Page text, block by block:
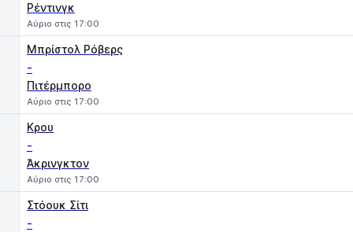
Ρέντινγκ
Αύριο στις 17:00
Μπρίστολ Ρόβερς
-
Πιτέρμπορο
Αύριο στις 17:00
Κρου
-
Άκρινγκτον
Αύριο στις 17:00
Στόουκ Σίτι
-